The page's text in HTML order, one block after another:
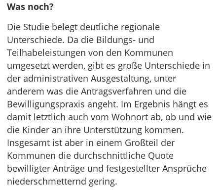
Was noch?
Die Studie belegt deutliche regionale
Unterschiede. Da die Bildungs- und
Teilhabeleistungen von den Kommunen
umgesetzt werden, gibt es große Unterschiede in
der administrativen Ausgestaltung, unter
anderem was die Antragsverfahren und die
Bewilligungspraxis angeht. Im Ergebnis hängt es
damit letztlich auch vom Wohnort ab, ob und wie
die Kinder an ihre Unterstützung kommen.
Insgesamt ist aber in einem Großteil der
Kommunen die durchschnittliche Quote
bewilligter Anträge und festgestellter Ansprüche
niederschmetternd gering.